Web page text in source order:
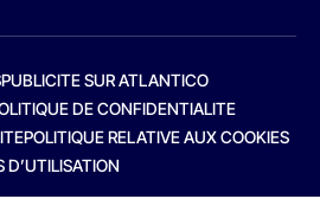
PUBLICITE SUR ATLANTICO
DE CONFIDENTIALITE
POLITIQUE RELATIVE AUX COOKIES
D’UTILISATION